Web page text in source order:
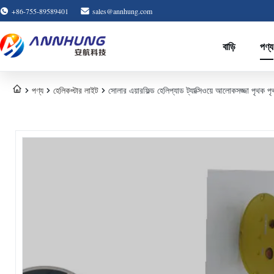
+86-755-89589401 sales@annhung.com
বাড়ি পণ্য
পণ্য হেলিকপ্টার লাইট সোলার এয়ারফিল্ড হেলিপ্যাড ট্যাক্সিওয়ে আলোকসজ্জা পৃথক